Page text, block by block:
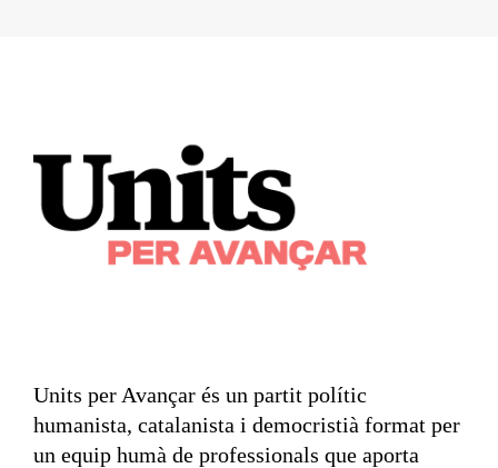
Units per Avançar és un partit polític
humanista, catalanista i democristià format per
un equip humà de professionals que aporta